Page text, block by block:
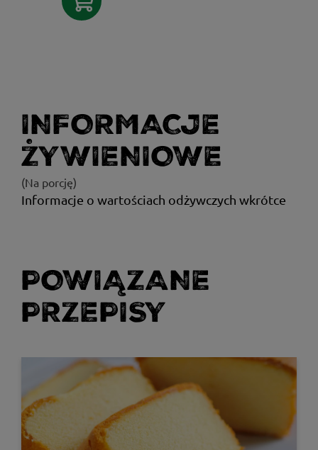
INFORMACJE
ŻYWIENIOWE
(Na porcję)
Informacje o wartościach odżywczych wkrótce
POWIĄZANE
PRZEPISY